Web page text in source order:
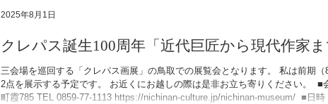
クレパス誕生100周年「近代巨匠から現代作家
三会場を巡回する「クレパス画展」の鳥取での展覧会となります。 私は前期（
2点を展示する予定です。 お近くにお越しの際は是非お立ち寄りください。
町霞785 TEL 0859-77-1113 https://nichinan-culture.jp/nichinan-museum/ ​ ■日時 前期 2025年 8月1日（金）～9月7日
2025年8月1日